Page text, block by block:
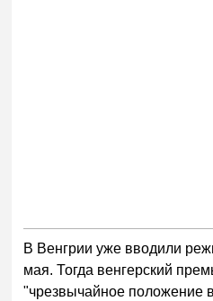
В Венгрии уже вводили
мая. Тогда венгерский
"чрезвычайное положение